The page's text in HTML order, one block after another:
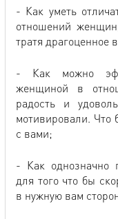
- Как уметь
отношений
тратя драгоценное
- Как можно
женщиной в
радость и
мотивировали.
с вами;
- Как однозначно
для того что бы
в нужную вам